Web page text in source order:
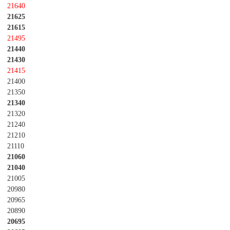
21640
21625
21615
21495
21440
21430
21415
21400
21350
21340
21320
21240
21210
21110
21060
21040
21005
20980
20965
20890
20695